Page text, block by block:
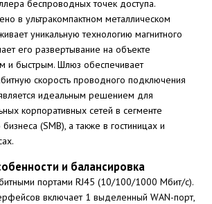
беспроводных точек доступа.
в ультракомпактном металлическом
уникальную технологию магнитного
его развертывание на объекте
и быстрым. Шлюз обеспечивает
скорость проводного подключения
идеальным решением для
корпоративных сетей в сегменте
(SMB), а также в гостиницах и
и балансировка
портами RJ45 (10/100/1000 Мбит/с).
включает 1 выделенный WAN-порт,